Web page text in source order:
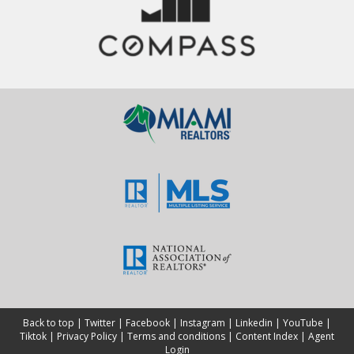
Back to top | Twitter | Facebook | Instagram | Linkedin | YouTube |
Tiktok | Privacy Policy | Terms and conditions | Content Index | Agent
Login